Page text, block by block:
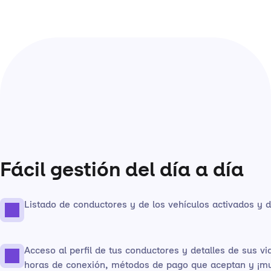
Fácil gestión del día a día
Listado de conductores y de los vehículos activados y
Acceso al perfil de tus conductores y detalles de sus
horas de conexión, métodos de pago que aceptan y